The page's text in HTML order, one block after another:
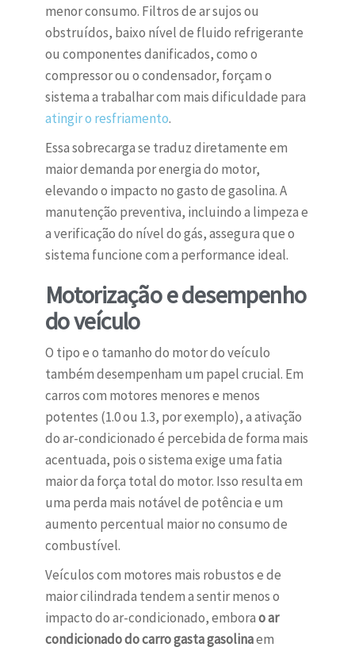
menor consumo. Filtros de ar sujos ou
obstruídos, baixo nível de fluido refrigerante
ou componentes danificados, como o
compressor ou o condensador, forçam o
sistema a trabalhar com mais dificuldade para
atingir o resfriamento.
Essa sobrecarga se traduz diretamente em
maior demanda por energia do motor,
elevando o impacto no gasto de gasolina. A
manutenção preventiva, incluindo a limpeza e
a verificação do nível do gás, assegura que o
sistema funcione com a performance ideal.
Motorização e desempenho
do veículo
O tipo e o tamanho do motor do veículo
também desempenham um papel crucial. Em
carros com motores menores e menos
potentes (1.0 ou 1.3, por exemplo), a ativação
do ar-condicionado é percebida de forma mais
acentuada, pois o sistema exige uma fatia
maior da força total do motor. Isso resulta em
uma perda mais notável de potência e um
aumento percentual maior no consumo de
combustível.
Veículos com motores mais robustos e de
maior cilindrada tendem a sentir menos o
impacto do ar-condicionado, emborao ar
condicionado do carro gasta gasolinaem